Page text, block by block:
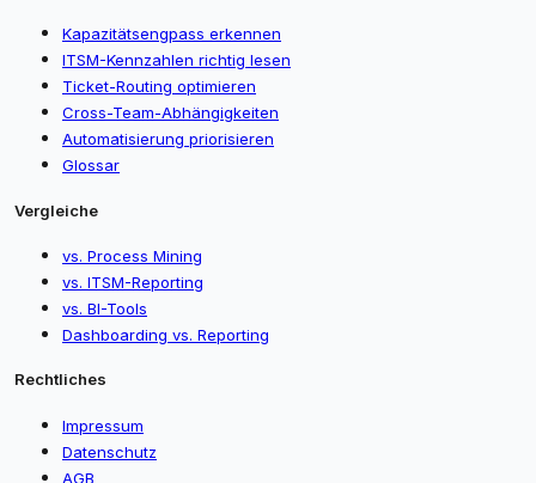
Kapazitätsengpass erkennen
ITSM-Kennzahlen richtig lesen
Ticket-Routing optimieren
Cross-Team-Abhängigkeiten
Automatisierung priorisieren
Glossar
Vergleiche
vs. Process Mining
vs. ITSM-Reporting
vs. BI-Tools
Dashboarding vs. Reporting
Rechtliches
Impressum
Datenschutz
AGB